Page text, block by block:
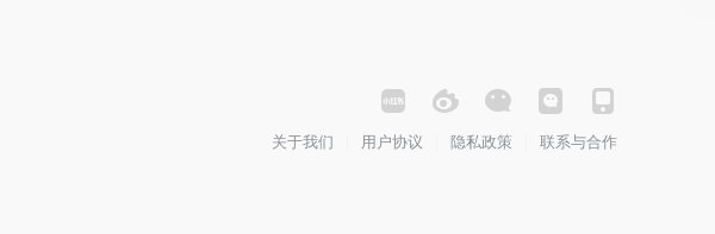
关于我们 用户协议 隐私政策 联系与合作